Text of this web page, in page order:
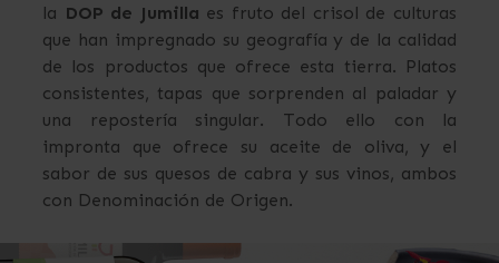
la DOP de Jumilla es fruto del crisol de culturas
que han impregnado su geografía y de la calidad
de los productos que ofrece esta tierra. Platos
consistentes, tapas que sorprenden al paladar y
una repostería singular. Todo ello con la
impronta que ofrece su aceite de oliva, y el
sabor de sus quesos de cabra y sus vinos, ambos
con Denominación de Origen.